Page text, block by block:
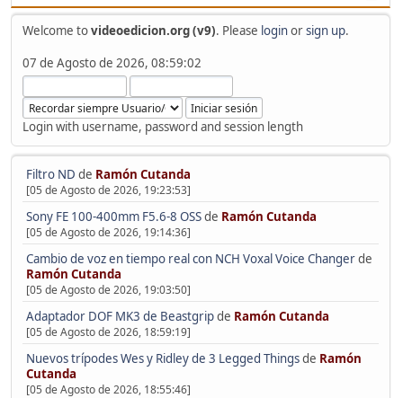
Welcome tovideoedicion.org (v9). Please loginorsign up.
07 de Agosto de 2026, 08:59:02
Login with username, password and session length
Filtro ND de Ramón Cutanda
[05 de Agosto de 2026, 19:23:53]
Sony FE 100-400mm F5.6-8 OSSde Ramón Cutanda
[05 de Agosto de 2026, 19:14:36]
Cambio de voz en tiempo real con NCH Voxal Voice Changerde
Ramón Cutanda
[05 de Agosto de 2026, 19:03:50]
Adaptador DOF MK3 de Beastgripde Ramón Cutanda
[05 de Agosto de 2026, 18:59:19]
Nuevos trípodes Wes y Ridley de 3 Legged Thingsde Ramón
Cutanda
[05 de Agosto de 2026, 18:55:46]